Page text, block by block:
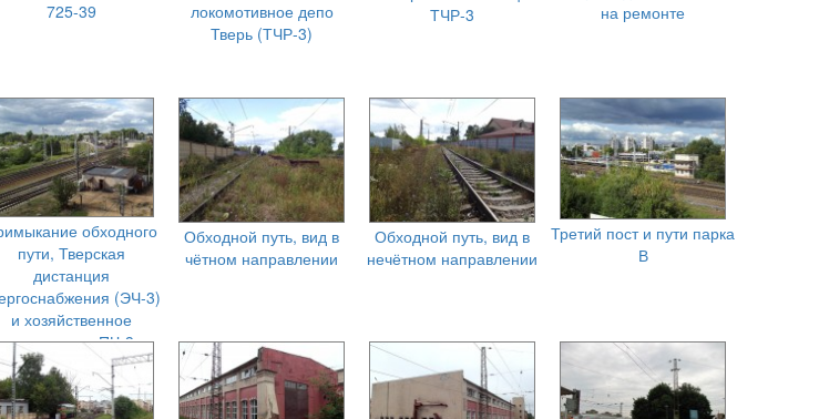
725-39
локомотивное депо
Тверь (ТЧР-3)
ТЧР-3
на ремонте
обходного
пути, Тверская
дистанция
(ЭЧ-3)
и хозяйственное
помещение ПЧ-3
Обходной путь, вид в
чётном направлении
Обходной путь, вид в
нечётном направлении
Третий пост и пути парка
В